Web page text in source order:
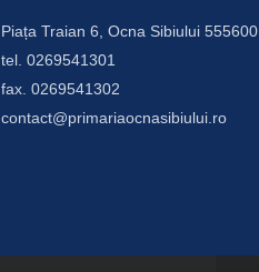
Piața Traian 6, Ocna Sibiului 555600
tel. 0269541301
fax. 0269541302
contact@primariaocnasibiului.ro